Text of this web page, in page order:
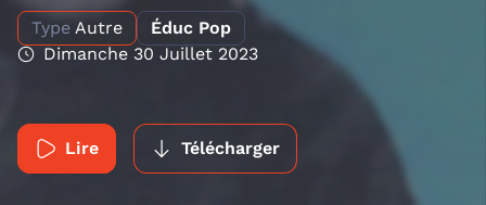
Type Autre
Éduc Pop
Dimanche 30 Juillet 2023
Lire Télécharger